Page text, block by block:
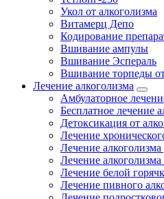
Укол от алкоголизма
Витамерц Депо
Кодирование
Вшивание ампулы
Вшивание Эспераль
Вшивание торпеды
Лечение алкоголизма
Амбулаторное
Бесплатное лечение
Детоксикация от
Лечение
Лечение
Лечение алкоголизма
Лечение белой
Лечение пивного